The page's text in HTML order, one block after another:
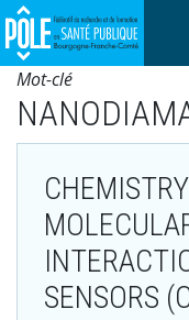
Aller
au
contenu
principal
Mot-clé
SENSORS